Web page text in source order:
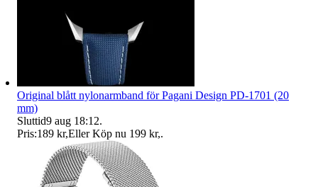
Original blått nylonarmband för Pagani Design PD-1701 (20
mm)
Sluttid9 aug 18:12.
Pris:189 kr,Eller Köp nu 199 kr,.